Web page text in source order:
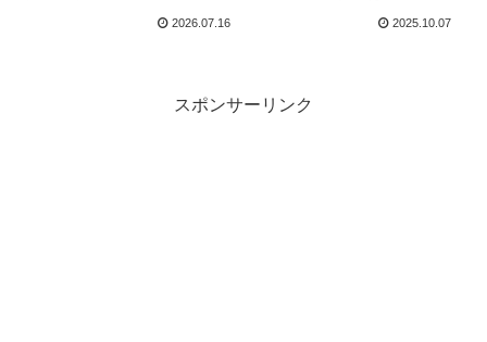
2026.07.16 2025.10.07
スポンサーリンク